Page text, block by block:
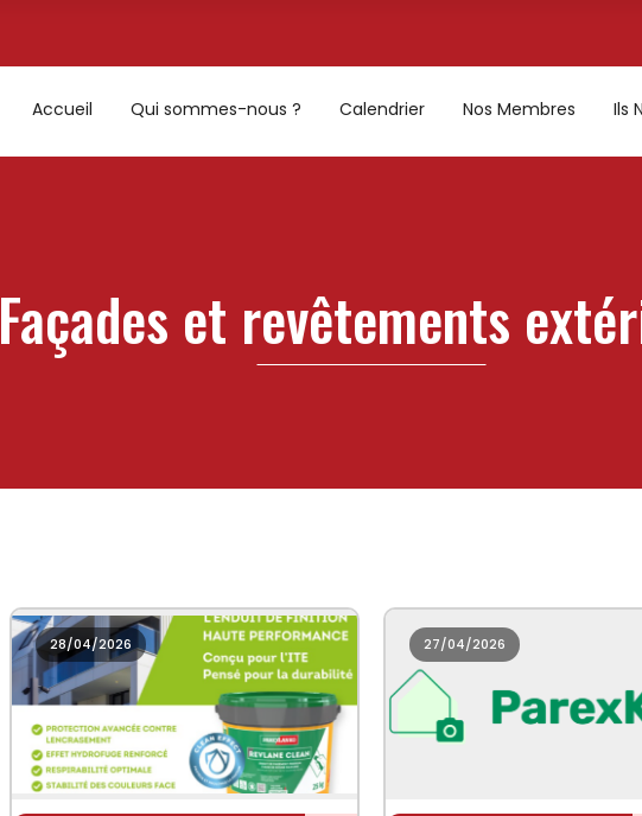
Accueil Qui sommes-nous ? Calendrier Nos Membres Ils
Façades et revêtements
28/04/2026 27/04/2026